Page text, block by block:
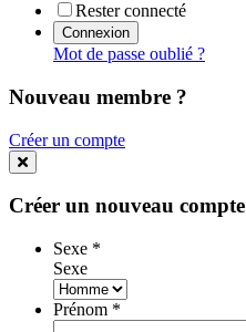
Rester connecté
Connexion
Mot de passe oublié ?
Nouveau membre ?
Créer un compte
Créer un nouveau compte
Sexe *
Sexe
Prénom *